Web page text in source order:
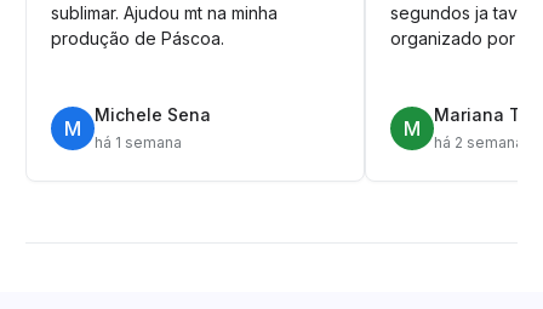
sublimar. Ajudou mt na minha
produção de Páscoa.
M
Michele Sena
há 1 semana
segundos ja tava
organizado por
M
Mariana T.
há 2 semanas